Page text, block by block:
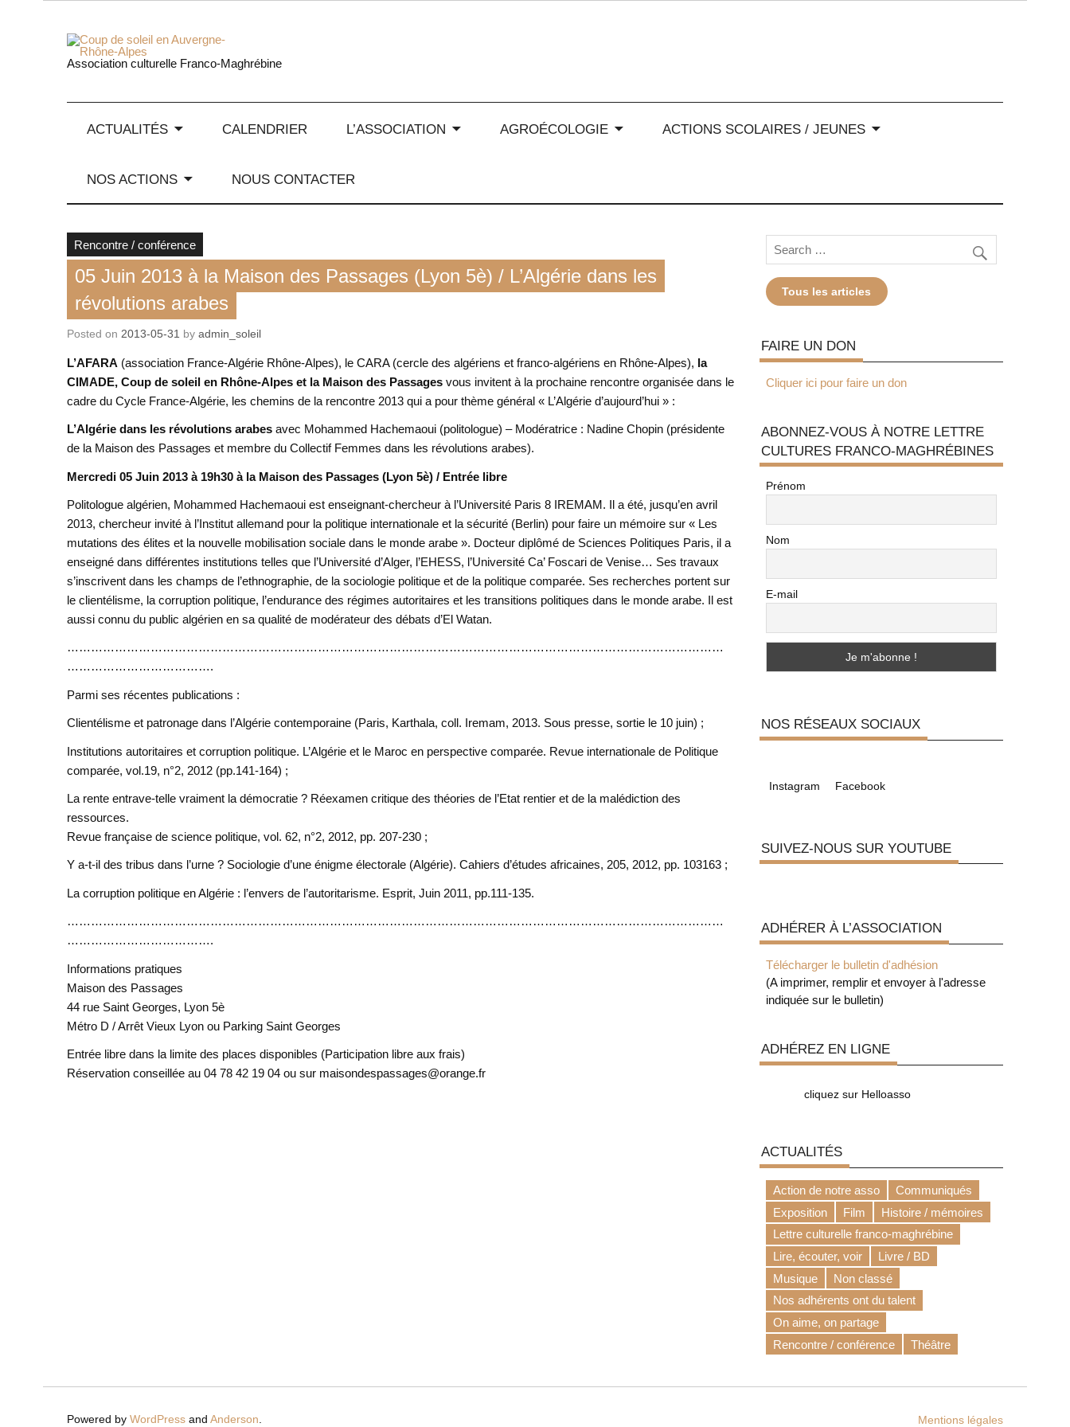
Coup de soleil en Auvergne-Rhône-Alpes
Association culturelle Franco-Maghrébine
ACTUALITÉS CALENDRIER L’ASSOCIATION AGROÉCOLOGIE ACTIONS SCOLAIRES / JEUNES
NOS ACTIONS NOUS CONTACTER
Rencontre / conférence
05 Juin 2013 à la Maison des Passages (Lyon 5è) / L’Algérie dans les
révolutions arabes
Posted on2013-05-31 byadmin_soleil
L’AFARA (association France-Algérie Rhône-Alpes), le CARA (cercle des algériens et franco-algériens en Rhône-Alpes), la
CIMADE, Coup de soleil en Rhône-Alpes et la Maison des Passages vous invitent à la prochaine rencontre organisée dans le
cadre du Cycle France-Algérie, les chemins de la rencontre 2013 qui a pour thème général « L’Algérie d’aujourd’hui » :
L’Algérie dans les révolutions arabes avec Mohammed Hachemaoui (politologue) – Modératrice : Nadine Chopin (présidente
de la Maison des Passages et membre du Collectif Femmes dans les révolutions arabes).
Mercredi 05 Juin 2013 à 19h30 à la Maison des Passages (Lyon 5è) / Entrée libre
Politologue algérien, Mohammed Hachemaoui est enseignant-chercheur à l’Université Paris 8 IREMAM. Il a été, jusqu’en avril
2013, chercheur invité à l’Institut allemand pour la politique internationale et la sécurité (Berlin) pour faire un mémoire sur « Les
mutations des élites et la nouvelle mobilisation sociale dans le monde arabe ». Docteur diplômé de Sciences Politiques Paris, il a
enseigné dans différentes institutions telles que l’Université d’Alger, l’EHESS, l’Université Ca’ Foscari de Venise… Ses travaux
s’inscrivent dans les champs de l’ethnographie, de la sociologie politique et de la politique comparée. Ses recherches portent sur
le clientélisme, la corruption politique, l’endurance des régimes autoritaires et les transitions politiques dans le monde arabe. Il est
aussi connu du public algérien en sa qualité de modérateur des débats d’El Watan.
…………………………………………………………………………………………………………………………………………………
……………………………….
Parmi ses récentes publications :
Clientélisme et patronage dans l’Algérie contemporaine (Paris, Karthala, coll. Iremam, 2013. Sous presse, sortie le 10 juin) ;
Institutions autoritaires et corruption politique. L’Algérie et le Maroc en perspective comparée. Revue internationale de Politique
comparée, vol.19, n°2, 2012 (pp.141-164) ;
La rente entrave-telle vraiment la démocratie ? Réexamen critique des théories de l’Etat rentier et de la malédiction des
ressources.
Revue française de science politique, vol. 62, n°2, 2012, pp. 207-230 ;
Y a-t-il des tribus dans l’urne ? Sociologie d’une énigme électorale (Algérie). Cahiers d’études africaines, 205, 2012, pp. 103163 ;
La corruption politique en Algérie : l’envers de l’autoritarisme. Esprit, Juin 2011, pp.111-135.
…………………………………………………………………………………………………………………………………………………
……………………………….
Informations pratiques
Maison des Passages
44 rue Saint Georges, Lyon 5è
Métro D / Arrêt Vieux Lyon ou Parking Saint Georges
Entrée libre dans la limite des places disponibles (Participation libre aux frais)
Réservation conseillée au 04 78 42 19 04 ou sur maisondespassages@orange.fr
Tous les articles
FAIRE UN DON
Cliquer ici pour faire un don
ABONNEZ-VOUS À NOTRE LETTRE
CULTURES FRANCO-MAGHRÉBINES
Prénom
Nom
E-mail
NOS RÉSEAUX SOCIAUX
Instagram Facebook
SUIVEZ-NOUS SUR YOUTUBE
ADHÉRER À L’ASSOCIATION
Télécharger le bulletin d'adhésion
(A imprimer, remplir et envoyer à l'adresse
indiquée sur le bulletin)
ADHÉREZ EN LIGNE
cliquez sur Helloasso
ACTUALITÉS
Action de notre asso
Communiqués
Exposition
Film
Histoire / mémoires
Lettre culturelle franco-maghrébine
Lire, écouter, voir
Livre / BD
Musique
Non classé
Nos adhérents ont du talent
On aime, on partage
Rencontre / conférence
Théâtre
Mentions légales
Powered byWordPress andAnderson.